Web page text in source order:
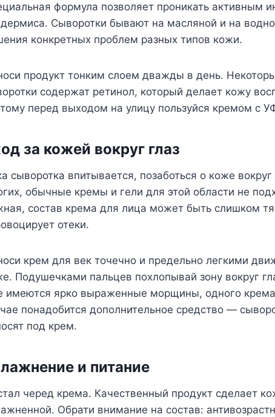
формула позволяет проникать активным
Сыворотки бывают на масляной и на
конкретных проблем разных типов кожи.
продукт тонким слоем дважды в день.
содержат ретинол, который делает кожу
перед выходом на улицу пользуйся кремом с
за кожей вокруг глаз
сыворотка впитывается, позаботься о коже
обычные кремы и гели для этой области не
состав крема для лица может быть слишком
отеки.
крем для век точечно и предельно легкими
Подушечками пальцев похлопывай зону вокруг
имеются ярко выраженные морщины, одного крема
понадобится дополнительное средство —
под крем.
и питание
черед крема. Качественный продукт сделает
Обрати внимание на состав: